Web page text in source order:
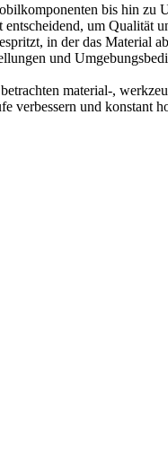
bis hin zu
um Qualität
in der das Material
und
material-,
und konstant